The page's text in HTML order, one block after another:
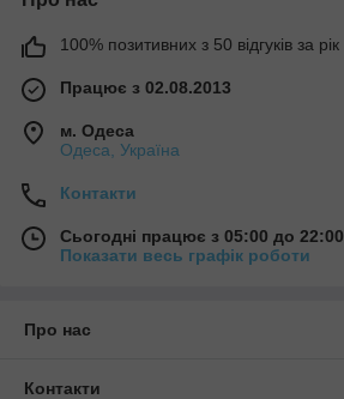
100% позитивних з 50 відгуків за рік
Працює з 02.08.2013
м. Одеса
Одеса, Україна
Контакти
Сьогодні працює з 05:00 до 22:00
Показати весь графік роботи
Про нас
Контакти